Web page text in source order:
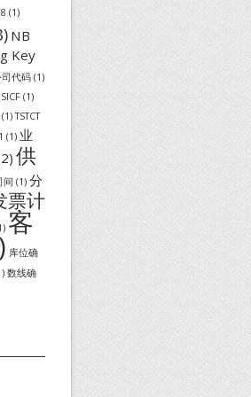
(1)
NB
Key
代码 (1)
SICF (1)
(1) TSTCT
(1) 业
供
间 (1) 分
票计
客
库位确
数线确